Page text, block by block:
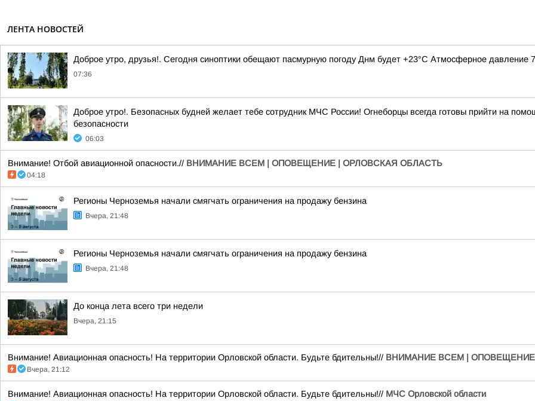
ЛЕНТА НОВОСТЕЙ
Доброе утро, друзья!. Сегодня синоптики обещают пасмурную погоду Днм будет +23°С Атмосферное давление
07:36
Доброе утро!. Безопасных будней желает тебе сотрудник МЧС России! Огнеборцы всегда готовы прийти на
безопасности
06:03
Внимание! Отбой авиационной опасности.// ВНИМАНИЕ ВСЕМ | ОПОВЕЩЕНИЕ | ОРЛОВСКАЯ ОБЛАСТЬ
04:18
Регионы Черноземья начали смягчать ограничения на продажу бензина
Вчера, 21:48
Регионы Черноземья начали смягчать ограничения на продажу бензина
Вчера, 21:48
До конца лета всего три недели
Вчера, 21:15
Внимание! Авиационная опасность! На территории Орловской области. Будьте бдительны!// ВНИМАНИЕ ВСЕМ |
Вчера, 21:12
Внимание! Авиационная опасность! На территории Орловской области. Будьте бдительны!// МЧС Орловской области